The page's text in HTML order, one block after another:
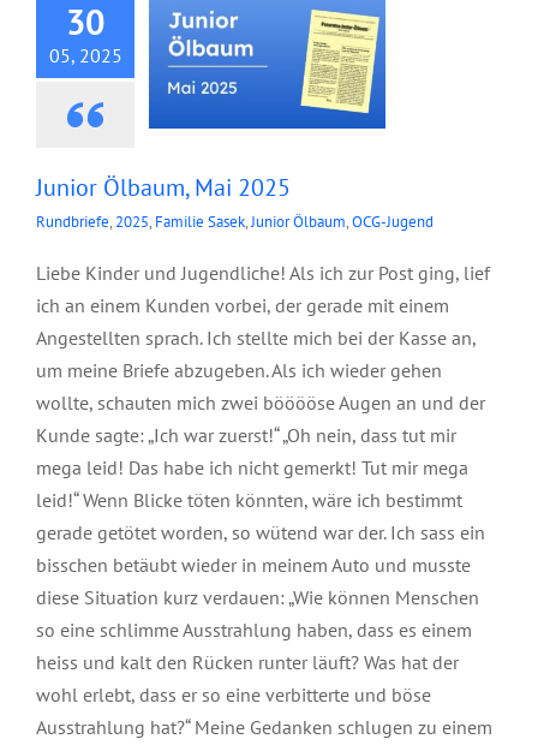
30
05, 2025
Junior Ölbaum, Mai 2025
Rundbriefe, 2025, Familie Sasek,Junior Ölbaum,OCG-Jugend
Liebe Kinder und Jugendliche! Als ich zur Post ging, lief
ich an einem Kunden vorbei, der gerade mit einem
Angestellten sprach. Ich stellte mich bei der Kasse an,
um meine Briefe abzugeben. Als ich wieder gehen
wollte, schauten mich zwei bööööse Augen an und der
Kunde sagte: „Ich war zuerst!“ „Oh nein, dass tut mir
mega leid! Das habe ich nicht gemerkt! Tut mir mega
leid!“ Wenn Blicke töten könnten, wäre ich bestimmt
gerade getötet worden, so wütend war der. Ich sass ein
bisschen betäubt wieder in meinem Auto und musste
diese Situation kurz verdauen: „Wie können Menschen
so eine schlimme Ausstrahlung haben, dass es einem
heiss und kalt den Rücken runter läuft? Was hat der
wohl erlebt, dass er so eine verbitterte und böse
Ausstrahlung hat?“ Meine Gedanken schlugen zu einem